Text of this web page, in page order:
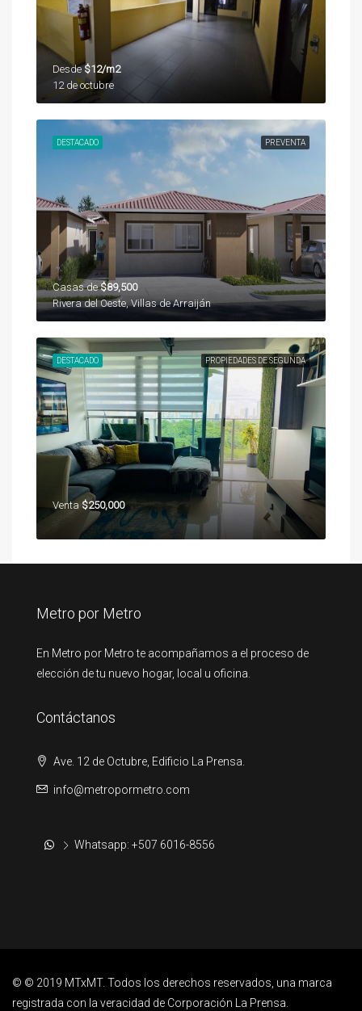
Desde$12/m2
12 de octubre
PREVENTA
DESTACADO
Casas de$89,500
Rivera del Oeste, Villas de Arraiján
PROPIEDADES DE SEGUNDA
DESTACADO
Venta$250,000
Metro por Metro
En Metro por Metro te acompañamos a el proceso de
elección de tu nuevo hogar, local u oficina.
Contáctanos
Ave. 12 de Octubre, Edificio La Prensa.
info@metropormetro.com
Whatsapp: +507 6016-8556
© © 2019 MTxMT. Todos los derechos reservados, una marca
registrada con la veracidad de Corporación La Prensa.